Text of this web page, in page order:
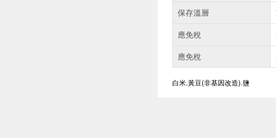
保存溫層
應免稅
應免稅
白米.黃豆(非基因改造).鹽